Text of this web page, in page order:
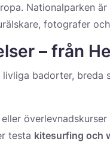
Nationalparken
fotografer
– från
badorter,
eller överlevnadskurser
testa kitesurfing och